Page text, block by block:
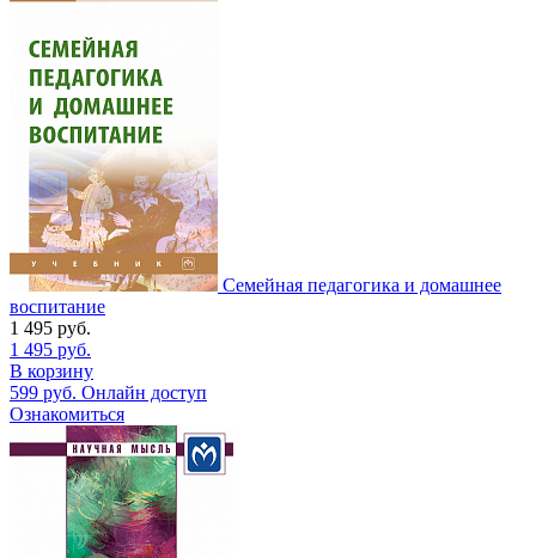
Семейная педагогика и домашнее
воспитание
1 495 руб.
1 495 руб.
В корзину
599 руб. Онлайн доступ
Ознакомиться